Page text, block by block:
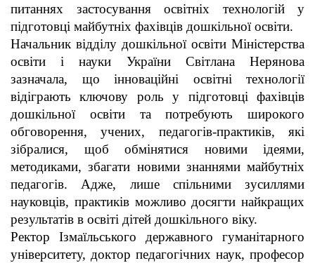
питаннях застосування освітніх технологій у
підготовці майбутніх фахівців дошкільної освіти.
Начальник відділу дошкільної освіти Міністерства
освіти і науки України Світлана Нерянова
зазначала, що інноваційні освітні технології
відіграють ключову роль у підготовці фахівців
дошкільної освіти та потребують широкого
обговорення, учених, педагогів-практиків, які
зібралися, щоб обмінятися новими ідеями,
методиками, збагати новими знаннями майбутніх
педагогів. Адже, лише спільними зусиллями
науковців, практиків можливо досягти найкращих
результатів в освіті дітей дошкільного віку.
Ректор Ізмаїльського державного гуманітарного
університету, доктор педагогічних наук, професор